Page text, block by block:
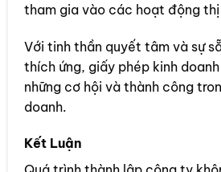
tham gia vào các hoạt động
Với tinh thần quyết tâm và sự
thích ứng, giấy phép kinh
những cơ hội và thành công
doanh.
Kết Luận